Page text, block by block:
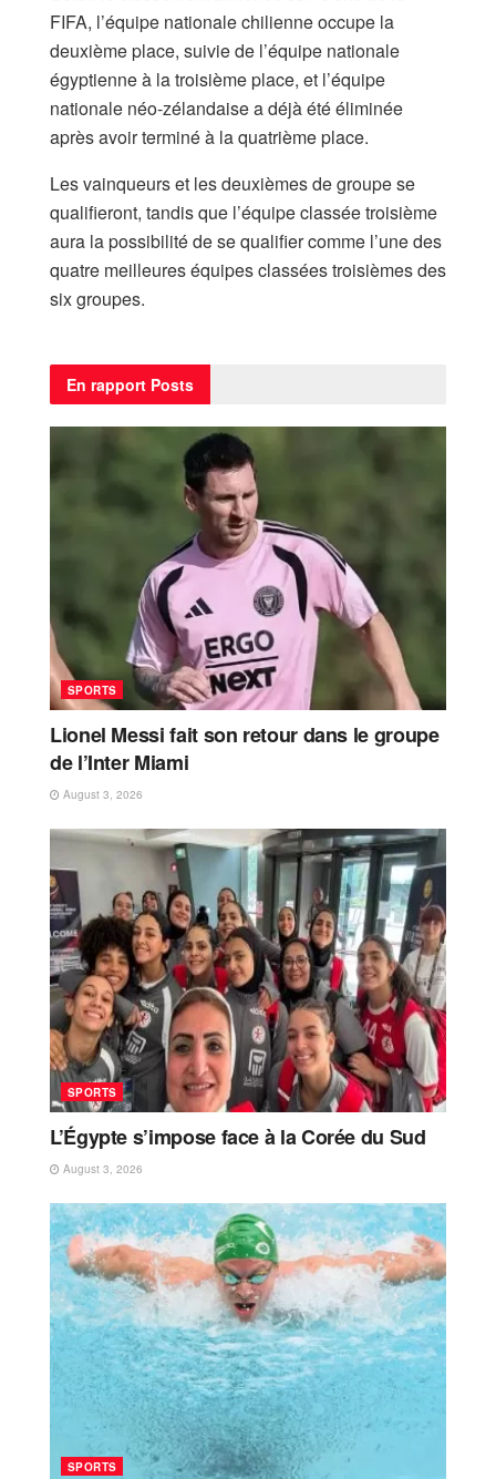
FIFA, l’équipe nationale chilienne occupe la
deuxième place, suivie de l’équipe nationale
égyptienne à la troisième place, et l’équipe
nationale néo-zélandaise a déjà été éliminée
après avoir terminé à la quatrième place.
Les vainqueurs et les deuxièmes de groupe se
qualifieront, tandis que l’équipe classée troisième
aura la possibilité de se qualifier comme l’une des
quatre meilleures équipes classées troisièmes des
six groupes.
En rapport Posts
SPORTS
Lionel Messi fait son retour dans le groupe
de l’Inter Miami
August 3, 2026
SPORTS
L’Égypte s’impose face à la Corée du Sud
August 3, 2026
SPORTS